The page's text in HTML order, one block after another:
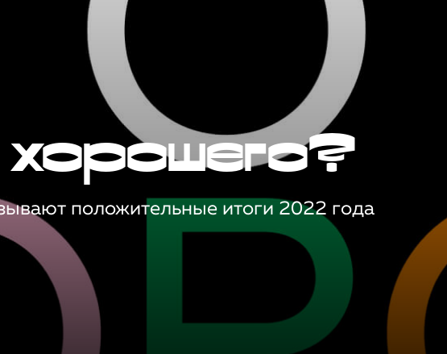
хорошего?
положительные итоги 2022 года